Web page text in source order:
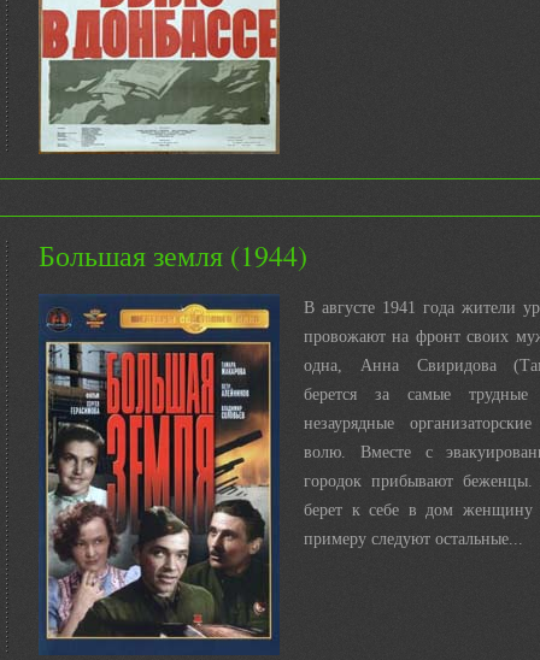
Большая земля (1944)
В августе 1941 года жители
провожают на фронт своих
одна, Анна Свиридова
берется за самые трудные
незаурядные
волю. Вместе с
городок прибывают беженцы.
берет к себе в дом
примеру следуют остальные...